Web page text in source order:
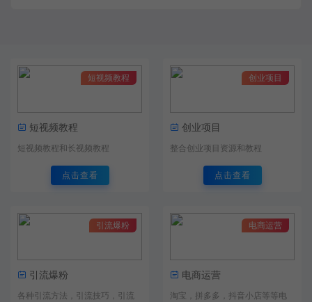
短视频教程
短视频教程
短视频教程和长视频教程
点击查看
创业项目
创业项目
整合创业项目资源和教程
点击查看
引流爆粉
引流爆粉
各种引流方法，引流技巧，引流
电商运营
电商运营
淘宝，拼多多，抖音小店等等电